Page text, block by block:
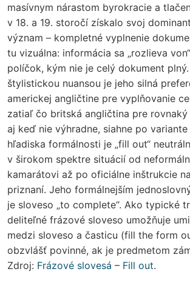
masívnym nárastom byrokracie a
v 18. a 19. storočí získalo svoj
význam – kompletné vyplnenie
tu vizuálna: informácia sa „rozlieva
políčok, kým nie je celý dokument
štylistickou nuansou je jeho silná
americkej angličtine pre vyplňovanie
zatiaľ čo britská angličtina pre
aj keď nie výhradne, siahne po variante
hľadiska formálnosti je „fill out“
v širokom spektre situácií od
kamarátovi až po oficiálne inštrukcie
priznaní. Jeho formálnejším
je sloveso „to complete“. Ako typické
deliteľné frázové sloveso umožňuje
medzi sloveso a časticu (fill the form
obzvlášť povinné, ak je predmetom
Zdroj: Frázové slovesá – Fill out.